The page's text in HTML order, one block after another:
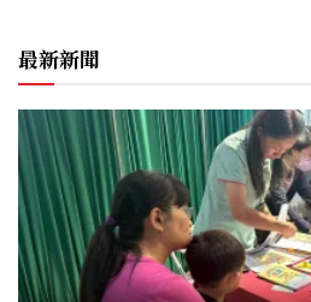
最新新聞